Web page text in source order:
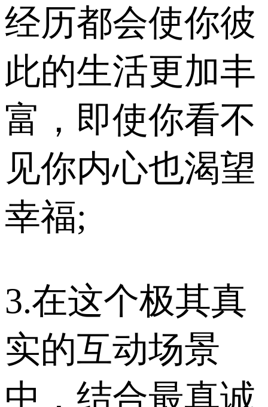
经历都会使你彼
此的生活更加丰
富，即使你看不
见你内心也渴望
幸福;
3.在这个极其真
实的互动场景
中，结合最真诚